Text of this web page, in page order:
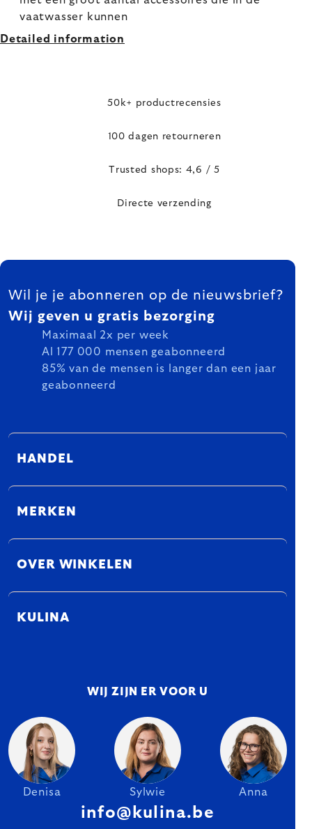
vaatwasser kunnen
Detailed information
50k+ productrecensies
100 dagen retourneren
Trusted shops: 4,6 / 5
Directe verzending
FOOTER
Wil je je abonneren op de nieuwsbrief?
Wij geven u gratis bezorging
Maximaal 2x per week
Al 177 000 mensen geabonneerd
85% van de mensen is langer dan een jaar
geabonneerd
HANDEL
MERKEN
OVER WINKELEN
KULINA
WIJ ZIJN ER VOOR U
Denisa Sylwie Anna
info@kulina.be